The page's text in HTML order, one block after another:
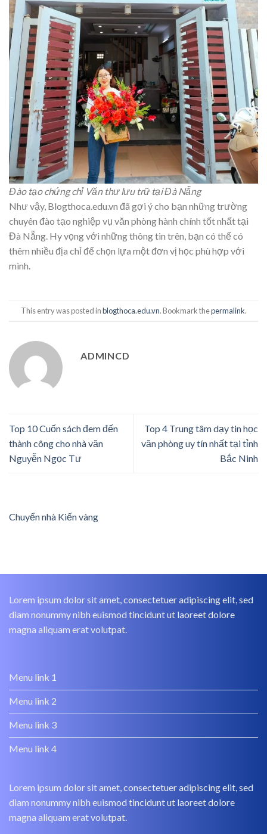
Đào tạo chứng chỉ Văn thư lưu trữ tại Đà Nẵng
Như vậy, Blogthoca.edu.vn đã gợi ý cho bạn những trường
chuyên đào tạo nghiệp vụ văn phòng hành chính tốt nhất tại
Đà Nẵng. Hy vọng với những thông tin trên, bạn có thể có
thêm nhiều địa chỉ để chọn lựa một đơn vị học phù hợp với
mình.
This entry was posted inblogthoca.edu.vn. Bookmark thepermalink.
ADMINCD
Top 10 Cuốn sách đem đến
thành công cho nhà văn
Nguyễn Ngọc Tư
Top 4 Trung tâm dạy tin học
văn phòng uy tín nhất tại tỉnh
Bắc Ninh
Chuyển nhà Kiến vàng
Lorem ipsum dolor sit amet, consectetuer adipiscing elit, sed
diam nonummy nibh euismod tincidunt ut laoreet dolore
magna aliquam erat volutpat.
Menu link 1
Menu link 2
Menu link 3
Menu link 4
Lorem ipsum dolor sit amet, consectetuer adipiscing elit, sed
diam nonummy nibh euismod tincidunt ut laoreet dolore
magna aliquam erat volutpat.